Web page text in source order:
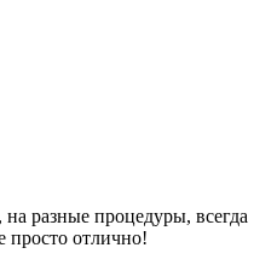
разные процедуры, всегда
просто отлично!